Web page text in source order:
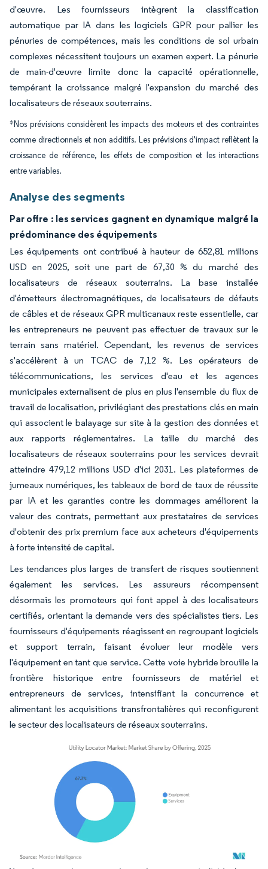
d'œuvre. Les fournisseurs intègrent la classification
automatique par IA dans les logiciels GPR pour pallier les
pénuries de compétences, mais les conditions de sol urbain
complexes nécessitent toujours un examen expert. La pénurie
de main-d'œuvre limite donc la capacité opérationnelle,
tempérant la croissance malgré l'expansion du marché des
localisateurs de réseaux souterrains.
*Nos prévisions considèrent les impacts des moteurs et des contraintes
comme directionnels et non additifs. Les prévisions d'impact reflètent la
croissance de référence, les effets de composition et les interactions
entre variables.
Analyse des segments
Par offre : les services gagnent en dynamique malgré la
prédominance des équipements
Les équipements ont contribué à hauteur de 652,81 millions
USD en 2025, soit une part de 67,30 % du marché des
localisateurs de réseaux souterrains. La base installée
d'émetteurs électromagnétiques, de localisateurs de défauts
de câbles et de réseaux GPR multicanaux reste essentielle, car
les entrepreneurs ne peuvent pas effectuer de travaux sur le
terrain sans matériel. Cependant, les revenus de services
s'accélèrent à un TCAC de 7,12 %. Les opérateurs de
télécommunications, les services d'eau et les agences
municipales externalisent de plus en plus l'ensemble du flux de
travail de localisation, privilégiant des prestations clés en main
qui associent le balayage sur site à la gestion des données et
aux rapports réglementaires. La taille du marché des
localisateurs de réseaux souterrains pour les services devrait
atteindre 479,12 millions USD d'ici 2031. Les plateformes de
jumeaux numériques, les tableaux de bord de taux de réussite
par IA et les garanties contre les dommages améliorent la
valeur des contrats, permettant aux prestataires de services
d'obtenir des prix premium face aux acheteurs d'équipements
à forte intensité de capital.
Les tendances plus larges de transfert de risques soutiennent
également les services. Les assureurs récompensent
désormais les promoteurs qui font appel à des localisateurs
certifiés, orientant la demande vers des spécialistes tiers. Les
fournisseurs d'équipements réagissent en regroupant logiciels
et support terrain, faisant évoluer leur modèle vers
l'équipement en tant que service. Cette voie hybride brouille la
frontière historique entre fournisseurs de matériel et
entrepreneurs de services, intensifiant la concurrence et
alimentant les acquisitions transfrontalières qui reconfigurent
le secteur des localisateurs de réseaux souterrains.